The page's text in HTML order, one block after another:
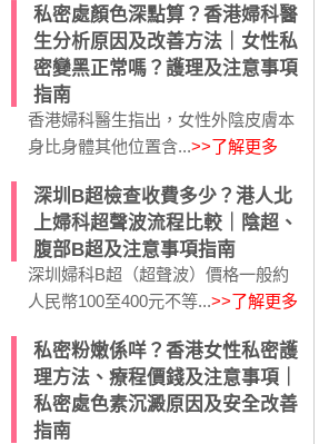
私密處顏色深點算？香港婦科醫
生分析原因及改善方法｜女性私
密變黑正常嗎？護理及注意事項
指南
香港婦科醫生指出，女性外陰皮膚本
身比身體其他位置含...>>了解更多
深圳B超檢查收費多少？港人北
上婦科超聲波流程比較｜陰超、
腹部B超及注意事項指南
深圳婦科B超（超聲波）價格一般約
人民幣100至400元不等...>>了解更多
私密粉嫩係咩？香港女性私密護
理方法、療程價錢及注意事項｜
私密處色素沉澱原因及安全改善
指南